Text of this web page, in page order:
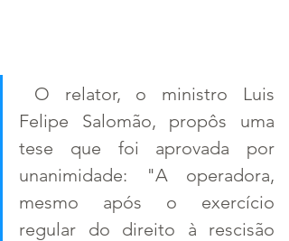
O relator, o ministro Luis
Felipe Salomão, propôs uma
tese que foi aprovada por
unanimidade: "A operadora,
mesmo após o exercício
regular do direito à rescisão